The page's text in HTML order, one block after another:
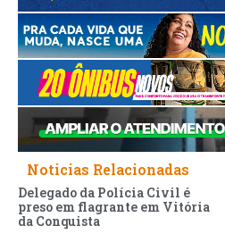
Noticias Relacionadas
Delegado da Polícia Civil é
preso em flagrante em Vitória
da Conquista